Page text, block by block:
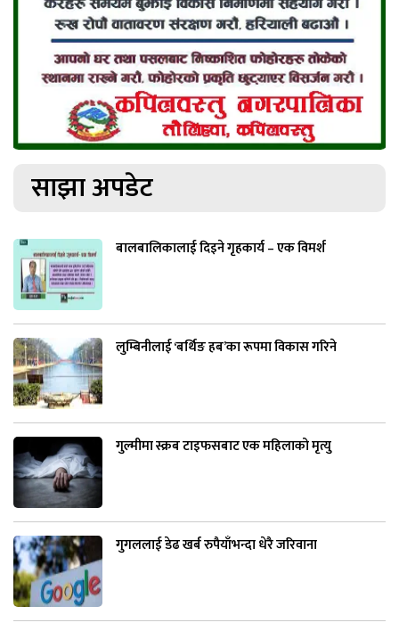
साझा अपडेट
बालबालिकालाई दिइने गृहकार्य – एक विमर्श
लुम्बिनीलाई ‘बर्थिङ हब’का रूपमा विकास गरिने
गुल्मीमा स्क्रब टाइफसबाट एक महिलाको मृत्यु
गुगललाई डेढ खर्ब रुपैयाँभन्दा धेरै जरिवाना